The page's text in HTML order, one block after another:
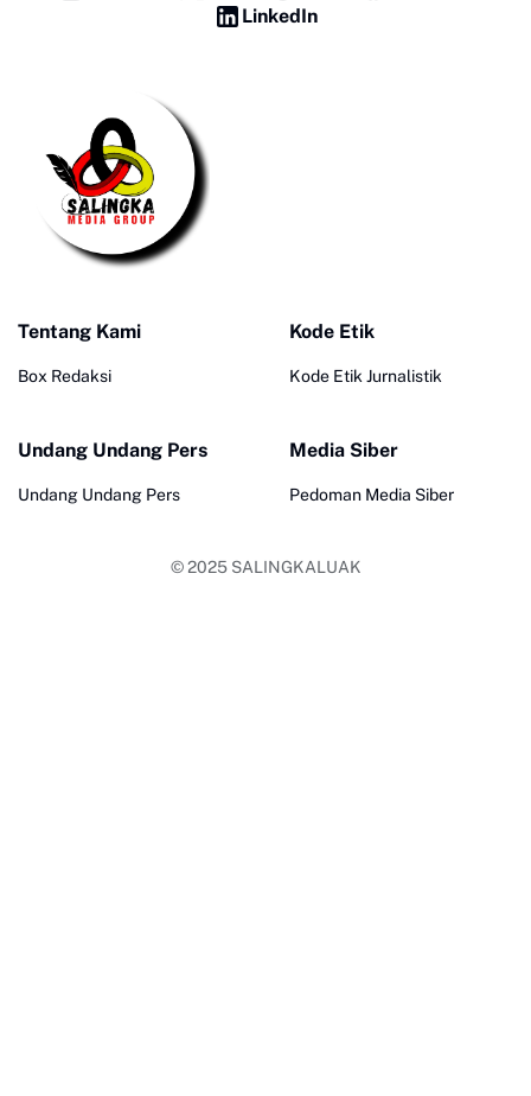
LinkedIn
Tentang Kami
Box Redaksi
Kode Etik
Kode Etik Jurnalistik
Undang Undang Pers
Undang Undang Pers
Media Siber
Pedoman Media Siber
© 2025 SALINGKALUAK